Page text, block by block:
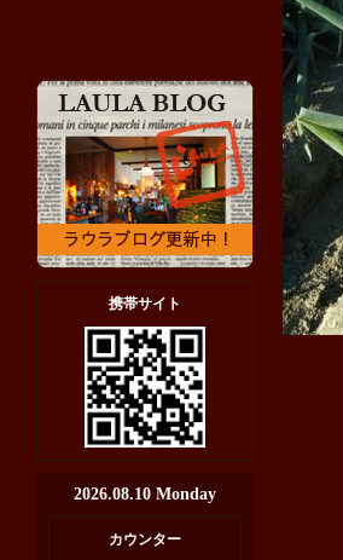
携帯サイト
2026.08.10 Monday
カウンター